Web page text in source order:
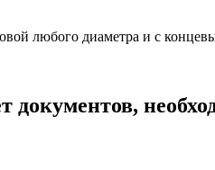
любого диаметра и с
документов,